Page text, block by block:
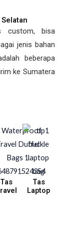
custom, bisa
jenis bahan
beberapa
ke Sumatera
Tas
Tas
Laptop